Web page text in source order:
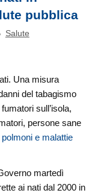
pubblica
Salute
Una misura
del tabagismo
sull’isola,
persone sane
e malattie
martedì
ai nati dal 2000 in